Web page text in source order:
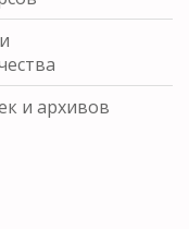
и архивов